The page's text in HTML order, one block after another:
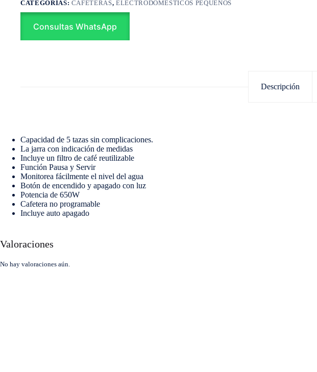
CATEGORÍAS: CAFETERAS, ELECTRODOMÉSTICOS PEQUEÑOS
Consultas WhatsApp
Descripción
Capacidad de 5 tazas sin complicaciones.
La jarra con indicación de medidas
Incluye un filtro de café reutilizable
Función Pausa y Servir
Monitorea fácilmente el nivel del agua
Botón de encendido y apagado con luz
Potencia de 650W
Cafetera no programable
Incluye auto apagado
Valoraciones
No hay valoraciones aún.